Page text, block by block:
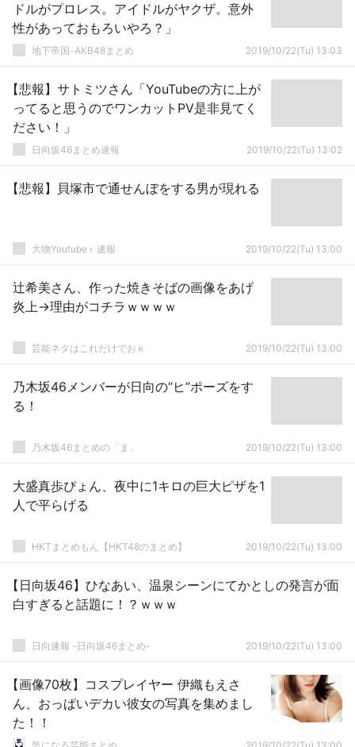
ドルがプロレス。アイドルがヤクザ。意外
性があっておもろいやろ？」
地下帝国-AKB48まとめ 2019/10/22(Tu) 13:03
【悲報】サトミツさん「YouTubeの方に上が
ってると思うのでワンカットPV是非見てく
ださい！」
日向坂46まとめ速報 2019/10/22(Tu) 13:02
【悲報】貝塚市で通せんぼをする男が現れる
大物Youtubeｒ速報 2019/10/22(Tu) 13:00
辻希美さん、作った焼きそばの画像をあげ
炎上→理由がコチラｗｗｗｗ
芸能ネタはこれだけでおｋ 2019/10/22(Tu) 13:00
乃木坂46メンバーが日向の“ヒ”ポーズをす
る！
乃木坂46まとめの「ま」 2019/10/22(Tu) 13:00
大盛真歩ぴょん、夜中に1キロの巨大ピザを1
人で平らげる
HKTまとめもん【HKT48のまとめ】 2019/10/22(Tu) 13:00
【日向坂46】ひなあい、温泉シーンにてかとしの発言が面
白すぎると話題に！？ｗｗｗ
日向速報 -日向坂46まとめ- 2019/10/22(Tu) 13:00
【画像70枚】コスプレイヤー 伊織もえさ
ん、おっぱいデカい彼女の写真を集めまし
た！！